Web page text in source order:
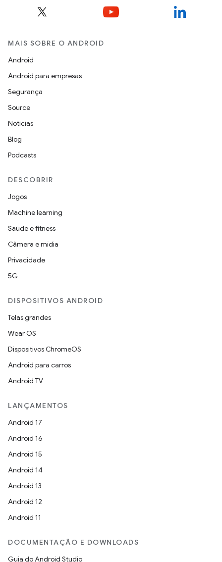
MAIS SOBRE O ANDROID
Android
Android para empresas
Segurança
Source
Notícias
Blog
Podcasts
DESCOBRIR
Jogos
Machine learning
Saúde e fitness
Câmera e mídia
Privacidade
5G
DISPOSITIVOS ANDROID
Telas grandes
Wear OS
Dispositivos ChromeOS
Android para carros
Android TV
LANÇAMENTOS
Android 17
Android 16
Android 15
Android 14
Android 13
Android 12
Android 11
DOCUMENTAÇÃO E DOWNLOADS
Guia do Android Studio